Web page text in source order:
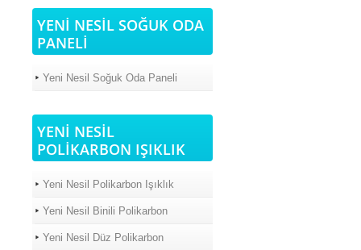
YENİ NESİL SOĞUK ODA
PANELİ
Yeni Nesil Soğuk Oda Paneli
YENİ NESİL
POLİKARBON IŞIKLIK
Yeni Nesil Polikarbon Işıklık
Yeni Nesil Binili Polikarbon
Yeni Nesil Düz Polikarbon